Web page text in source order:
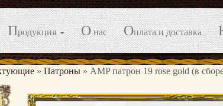
Продукция Онас Оплата и доставка
» Патроны » AMP патрон 19 rose gold (в